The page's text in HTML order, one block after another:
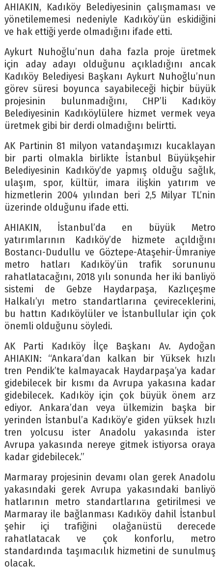
AHIAKIN, Kadıköy Belediyesinin çalışmaması ve
yönetilememesi nedeniyle Kadıköy’ün eskidiğini
ve hak ettiği yerde olmadığını ifade etti.
Aykurt Nuhoğlu’nun daha fazla proje üretmek
için aday adayı olduğunu açıkladığını ancak
Kadıköy Belediyesi Başkanı Aykurt Nuhoğlu’nun
görev süresi boyunca sayabileceği hiçbir büyük
projesinin bulunmadığını, CHP’li Kadıköy
Belediyesinin Kadıköylülere hizmet vermek veya
üretmek gibi bir derdi olmadığını belirtti.
AK Partinin 81 milyon vatandaşımızı kucaklayan
bir parti olmakla birlikte İstanbul Büyükşehir
Belediyesinin Kadıköy’de yapmış olduğu sağlık,
ulaşım, spor, kültür, imara ilişkin yatırım ve
hizmetlerin 2004 yılından beri 2,5 Milyar TL’nin
üzerinde olduğunu ifade etti.
AHIAKIN, İstanbul’da en büyük Metro
yatırımlarının Kadıköy’de hizmete açıldığını
Bostancı-Dudullu ve Göztepe-Ataşehir-Ümraniye
metro hatları Kadıköy’ün trafik sorununu
rahatlatacağını, 2018 yılı sonunda her iki banliyö
sistemi de Gebze Haydarpaşa, Kazlıçeşme
Halkalı’yı metro standartlarına çevireceklerini,
bu hattın Kadıköylüler ve İstanbullular için çok
önemli olduğunu söyledi.
AK Parti Kadıköy İlçe Başkanı Av. Aydoğan
AHIAKIN: “Ankara’dan kalkan bir Yüksek hızlı
tren Pendik’te kalmayacak Haydarpaşa’ya kadar
gidebilecek bir kısmı da Avrupa yakasına kadar
gidebilecek. Kadıköy için çok büyük önem arz
ediyor. Ankara’dan veya ülkemizin başka bir
yerinden İstanbul’a Kadıköy’e giden yüksek hızlı
tren yolcusu ister Anadolu yakasında ister
Avrupa yakasında nereye gitmek istiyorsa oraya
kadar gidebilecek.”
Marmaray projesinin devamı olan gerek Anadolu
yakasındaki gerek Avrupa yakasındaki banliyö
hatlarının metro standartlarına getirilmesi ve
Marmaray ile bağlanması Kadıköy dahil İstanbul
şehir içi trafiğini olağanüstü derecede
rahatlatacak ve çok konforlu, metro
standardında taşımacılık hizmetini de sunulmuş
olacak.